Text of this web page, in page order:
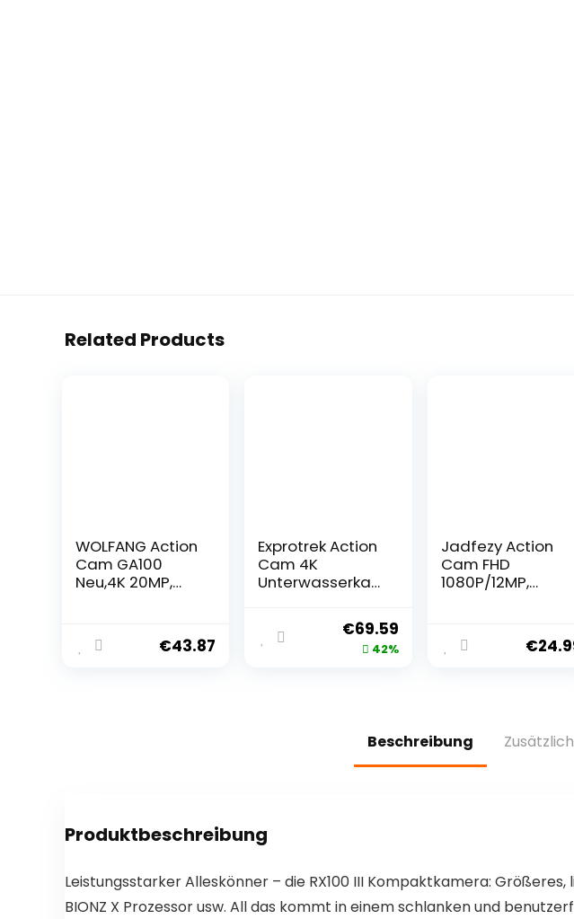
Related Products
WOLFANG Action
Cam GA100
Neu,4K 20MP,
wasserdichte,EIS
Bildstabilisator,H
€43.87
Exprotrek Action
Cam 4K
Unterwasserka
Wasserdicht
40M Ultra HD
20MP Kamera
€69.59
42%
Jadfezy Action
Cam FHD
1080P/12MP,
wasserdicht bis
30M, 140 Grad
wiederaufladba
re Akkus und
€
Beschreibung
Produktbeschreibung
Leistungsstarker Alleskönner – die RX100 III Kompaktkamera:
BIONZ X Prozessor usw. All das kommt in einem schlanken und